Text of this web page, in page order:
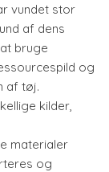
vundet stor
af dens
bruge
og
af tøj.
kilder,
materialer
og